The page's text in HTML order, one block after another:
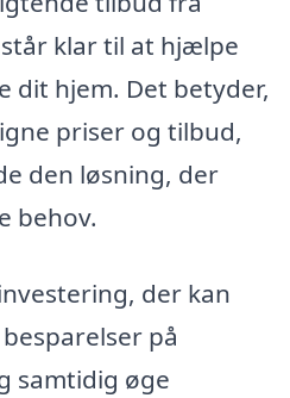
klar til at hjælpe
dit hjem. Det betyder,
priser og tilbud,
den løsning, der
behov.
der kan
på
samtidig øge